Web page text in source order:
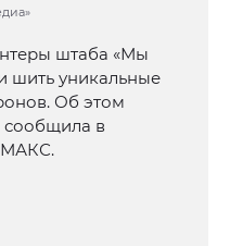
штаба «Мы
шить уникальные
Об этом
сообщила в
МАКС.